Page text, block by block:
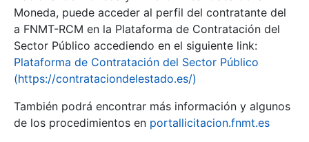
Moneda, puede acceder al perfil del contratante del
a FNMT-RCM en la Plataforma de Contratación del
Sector Público accediendo en el siguiente link:
Plataforma de Contratación del Sector Público
(https://contrataciondelestado.es/)
También podrá encontrar más información y algunos
de los procedimientos en portallicitacion.fnmt.es